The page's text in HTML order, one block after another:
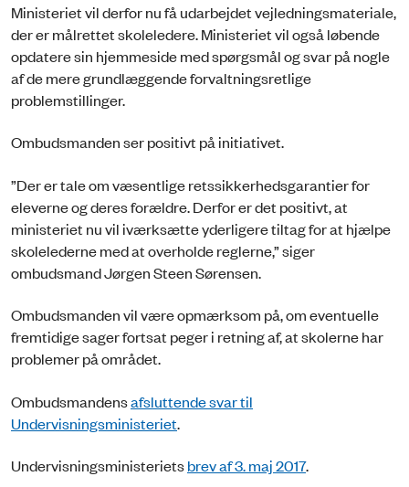
Ministeriet vil derfor nu få udarbejdet vejledningsmateriale,
der er målrettet skoleledere. Ministeriet vil også løbende
opdatere sin hjemmeside med spørgsmål og svar på nogle
af de mere grundlæggende forvaltningsretlige
problemstillinger.
Ombudsmanden ser positivt på initiativet.
”Der er tale om væsentlige retssikkerhedsgarantier for
eleverne og deres forældre. Derfor er det positivt, at
ministeriet nu vil iværksætte yderligere tiltag for at hjælpe
skolelederne med at overholde reglerne,” siger
ombudsmand Jørgen Steen Sørensen.
Ombudsmanden vil være opmærksom på, om eventuelle
fremtidige sager fortsat peger i retning af, at skolerne har
problemer på området.
Ombudsmandensafsluttende svar til
Undervisningsministeriet.
Undervisningsministerietsbrev af 3. maj 2017.